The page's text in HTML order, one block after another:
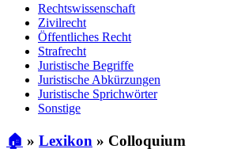
Rechtswissenschaft
Zivilrecht
Öffentliches Recht
Strafrecht
Juristische Begriffe
Juristische Abkürzungen
Juristische Sprichwörter
Sonstige
🏠 » Lexikon » Colloquium